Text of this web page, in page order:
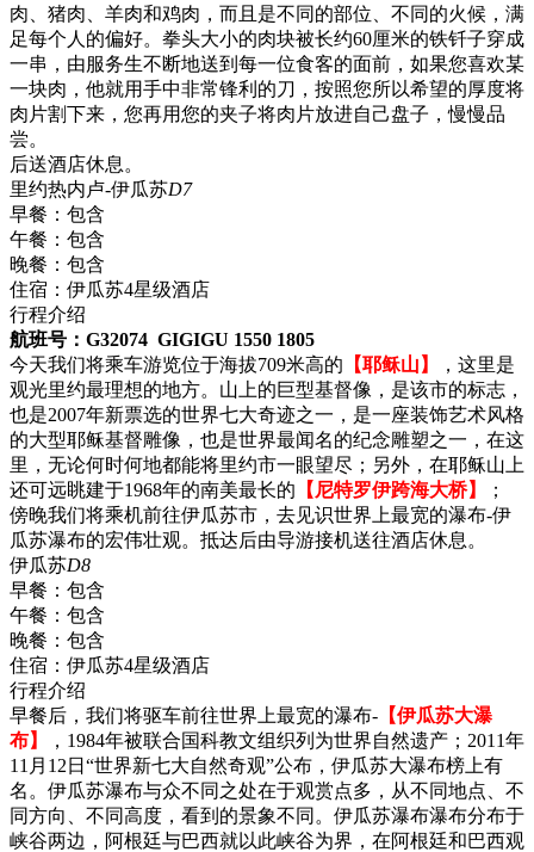
肉、猪肉、羊肉和鸡肉，而且是不同的部位、不同的火候，满
足每个人的偏好。拳头大小的肉块被长约60厘米的铁钎子穿成
一串，由服务生不断地送到每一位食客的面前，如果您喜欢某
一块肉，他就用手中非常锋利的刀，按照您所以希望的厚度将
肉片割下来，您再用您的夹子将肉片放进自己盘子，慢慢品
尝。
后送酒店休息。
里约热内卢-伊瓜苏D7
早餐： 包含
午餐： 包含
晚餐： 包含
住宿： 伊瓜苏4星级酒店
行程介绍
航班号：G32074 GIGIGU 1550 1805
今天我们将乘车游览位于海拔709米高的 【耶稣山】
，这里是
观光里约最理想的地方。山上的巨型基督像，是该市的标志，
也是2007年新票选的世界七大奇迹之一，是一座装饰艺术风格
的大型耶稣基督雕像，也是世界最闻名的纪念雕塑之一，在这
里，无论何时何地都能将里约市一眼望尽；另外，在耶稣山上
还可远眺建于1968年的南美最长的 【尼特罗伊跨海大桥】
；
傍晚我们将乘机前往伊瓜苏市，去见识世界上最宽的瀑布-伊
瓜苏瀑布的宏伟壮观。抵达后由导游接机送往酒店休息。
伊瓜苏D8
早餐： 包含
午餐： 包含
晚餐： 包含
住宿： 伊瓜苏4星级酒店
行程介绍
早餐后，我们将驱车前往世界上最宽的瀑布- 【伊瓜苏大瀑
布】
，1984年被联合国科教文组织列为世界自然遗产；2011年
11月12日“世界新七大自然奇观”公布，伊瓜苏大瀑布榜上有
名。伊瓜苏瀑布与众不同之处在于观赏点多，从不同地点、不
同方向、不同高度，看到的景象不同。伊瓜苏瀑布瀑布分布于
峡谷两边，阿根廷与巴西就以此峡谷为界，在阿根廷和巴西观